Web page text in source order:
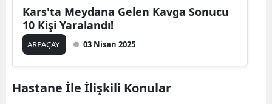
Çankırı
Denizli
Kars'ta Meydana Gelen Kavga Sonucu
10 Kişi Yaralandı!
ARPAÇAY 03 Nisan 2025
Hastane İle İlişkili Konular